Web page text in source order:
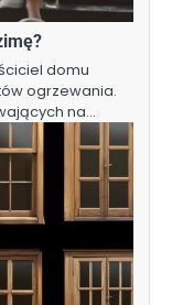
domu
ogrzewania.
na…